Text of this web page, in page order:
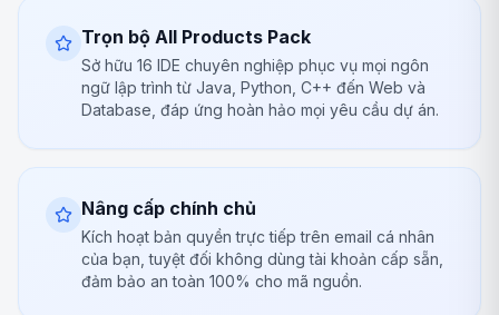
Trọn bộ All Products Pack
Sở hữu 16 IDE chuyên nghiệp phục vụ mọi ngôn
ngữ lập trình từ Java, Python, C++ đến Web và
Database, đáp ứng hoàn hảo mọi yêu cầu dự án.
Nâng cấp chính chủ
Kích hoạt bản quyền trực tiếp trên email cá nhân
của bạn, tuyệt đối không dùng tài khoản cấp sẵn,
đảm bảo an toàn 100% cho mã nguồn.